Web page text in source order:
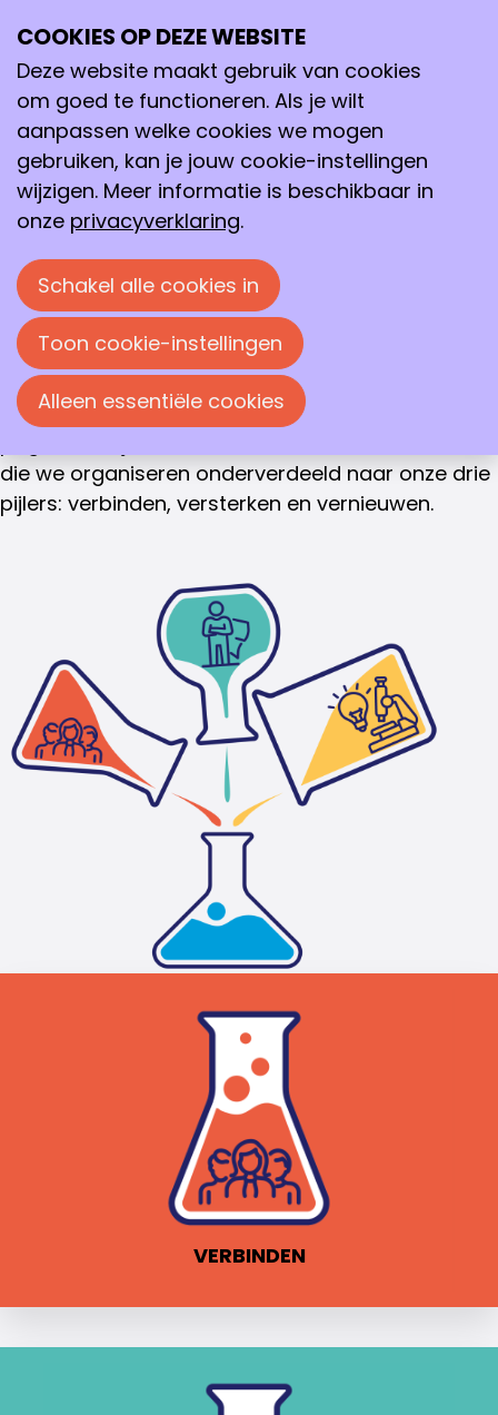
Chemie speelt een sleutelrol bij het oplossen van
de grote, maatschappelijke uitdagingen van
vandaag en morgen. Door kennisdeling,
samenwerking en professionele en persoonlijke
ontwikkeling te stimuleren vergroten we het
innovatievermogen en de impact van chemici. Zo
zorgen we ervoor dat chemici, life scientists en
procestechnologen - van student tot
professional - het verschil kunnen blijven maken
in wetenschap, industrie en samenleving.
Onze activiteiten voor jonge chemici zijn
gebundeld in hetNextGen programma
die we organiseren onderverdeeld naar onze drie
pijlers: verbinden, versterken en vernieuwen.
VERBINDEN
COOKIES OP DEZE WEBSITE
Deze website maakt gebruik van cookies
om goed te functioneren. Als je wilt
aanpassen welke cookies we mogen
gebruiken, kan je jouw cookie-instellingen
wijzigen. Meer informatie is beschikbaar in
onze privacyverklaring.
Schakel alle cookies in
Toon cookie-instellingen
Alleen essentiële cookies